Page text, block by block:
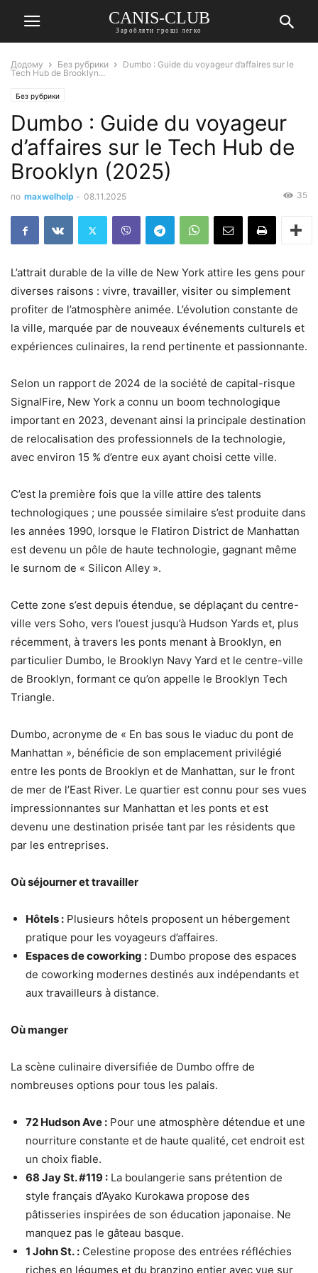
CANIS-CLUB
Заробляти гроші легко
Додому Без рубрики
Dumbo : Guide du voyageur d’affaires sur le
Tech Hub de Brooklyn...
Без рубрики
Dumbo : Guide du voyageur
d’affaires sur le Tech Hub de
Brooklyn (2025)
по maxwelhelp - 08.11.2025 35
L’attrait durable de la ville de New York attire les gens pour
diverses raisons : vivre, travailler, visiter ou simplement
profiter de l’atmosphère animée. L’évolution constante de
la ville, marquée par de nouveaux événements culturels et
expériences culinaires, la rend pertinente et passionnante.
Selon un rapport de 2024 de la société de capital-risque
SignalFire, New York a connu un boom technologique
important en 2023, devenant ainsi la principale destination
de relocalisation des professionnels de la technologie,
avec environ 15 % d’entre eux ayant choisi cette ville.
C’est la première fois que la ville attire des talents
technologiques ; une poussée similaire s’est produite dans
les années 1990, lorsque le Flatiron District de Manhattan
est devenu un pôle de haute technologie, gagnant même
le surnom de « Silicon Alley ».
Cette zone s’est depuis étendue, se déplaçant du centre-
ville vers Soho, vers l’ouest jusqu’à Hudson Yards et, plus
récemment, à travers les ponts menant à Brooklyn, en
particulier Dumbo, le Brooklyn Navy Yard et le centre-ville
de Brooklyn, formant ce qu’on appelle le Brooklyn Tech
Triangle.
Dumbo, acronyme de « En bas sous le viaduc du pont de
Manhattan », bénéficie de son emplacement privilégié
entre les ponts de Brooklyn et de Manhattan, sur le front
de mer de l’East River. Le quartier est connu pour ses vues
impressionnantes sur Manhattan et les ponts et est
devenu une destination prisée tant par les résidents que
par les entreprises.
Où séjourner et travailler
Hôtels : Plusieurs hôtels proposent un hébergement
pratique pour les voyageurs d’affaires.
Espaces de coworking : Dumbo propose des espaces
de coworking modernes destinés aux indépendants et
aux travailleurs à distance.
Où manger
La scène culinaire diversifiée de Dumbo offre de
nombreuses options pour tous les palais.
72 Hudson Ave : Pour une atmosphère détendue et une
nourriture constante et de haute qualité, cet endroit est
un choix fiable.
68 Jay St. #119 : La boulangerie sans prétention de
style français d’Ayako Kurokawa propose des
pâtisseries inspirées de son éducation japonaise. Ne
manquez pas le gâteau basque.
1 John St. : Celestine propose des entrées réfléchies
riches en légumes et du branzino entier avec vue sur